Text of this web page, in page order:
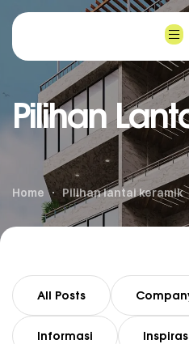
Pilihan
Home Pilihan lantai keramik
All Posts
Informasi